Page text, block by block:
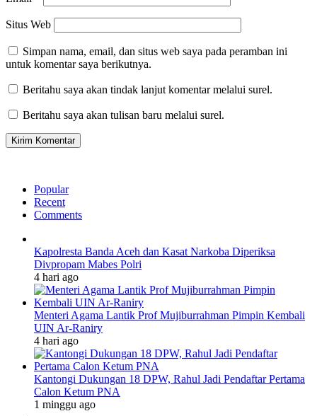
Situs Web
Simpan nama, email, dan situs web saya pada peramban ini
untuk komentar saya berikutnya.
Beritahu saya akan tindak lanjut komentar melalui surel.
Beritahu saya akan tulisan baru melalui surel.
Popular
Recent
Comments
Kapolresta Banda Aceh dan Kasat Narkoba Diperiksa
Divpropam Mabes Polri
4 hari ago
Menteri Agama Lantik Prof Mujiburrahman Pimpin Kembali
UIN Ar-Raniry
4 hari ago
Kantongi Dukungan 18 DPW, Rahul Jadi Pendaftar Pertama
Calon Ketum PNA
1 minggu ago